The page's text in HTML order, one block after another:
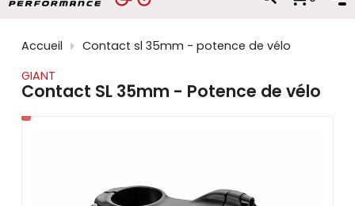
pour
au
résultat
de
peuvent
Accueil
Contact sl 35mm - potence de vélo
GIANT
Contact SL 35mm - Potence de vélo